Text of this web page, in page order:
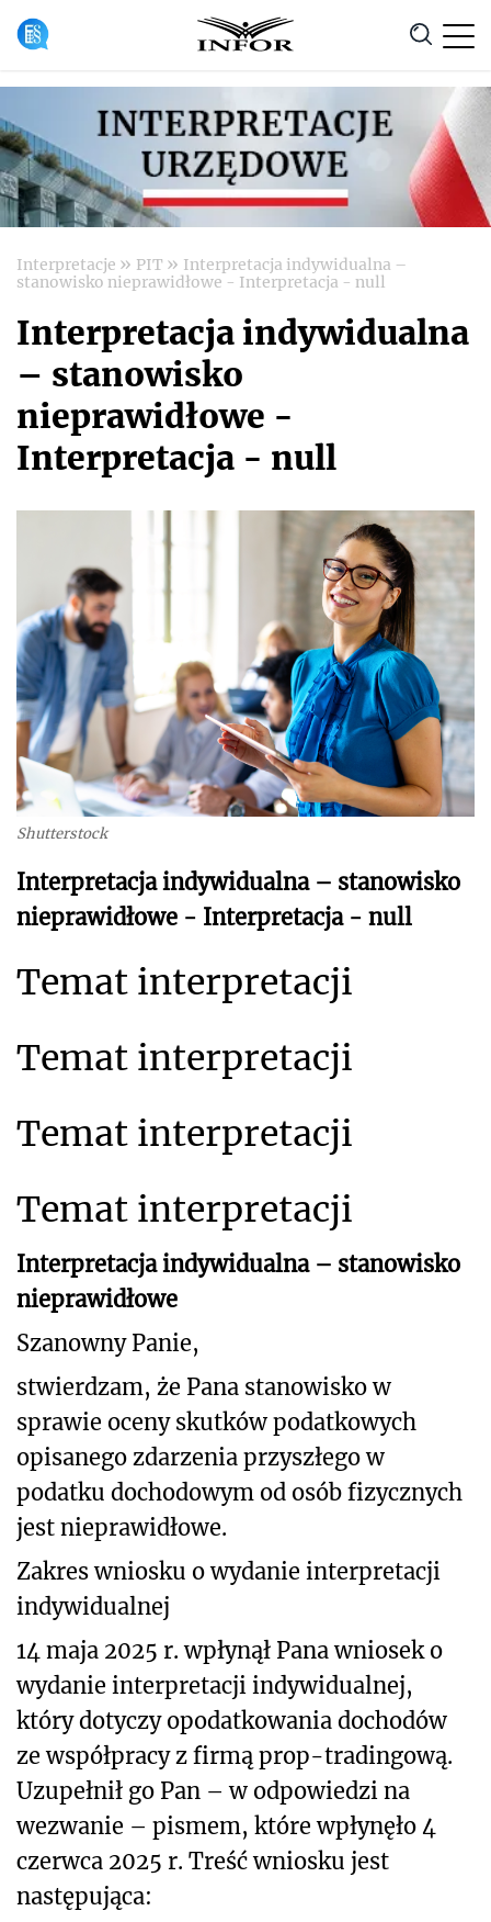
Anuluj
Interpretacje » PIT » Interpretacja indywidualna –
stanowisko nieprawidłowe - Interpretacja - null
Interpretacja indywidualna
– stanowisko
nieprawidłowe -
Interpretacja - null
Shutterstock
Interpretacja indywidualna – stanowisko
nieprawidłowe - Interpretacja - null
Temat interpretacji
Temat interpretacji
Temat interpretacji
Temat interpretacji
Interpretacja indywidualna – stanowisko
nieprawidłowe
Szanowny Panie,
stwierdzam, że Pana stanowisko w
sprawie oceny skutków podatkowych
opisanego zdarzenia przyszłego w
podatku dochodowym od osób fizycznych
jest nieprawidłowe.
Zakres wniosku o wydanie interpretacji
indywidualnej
14 maja 2025 r. wpłynął Pana wniosek o
wydanie interpretacji indywidualnej,
który dotyczy opodatkowania dochodów
ze współpracy z firmą prop-tradingową.
Uzupełnił go Pan – w odpowiedzi na
wezwanie – pismem, które wpłynęło 4
czerwca 2025 r. Treść wniosku jest
następująca: